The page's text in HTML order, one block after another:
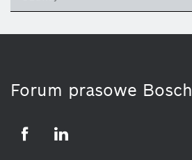
Forum prasowe Bosch